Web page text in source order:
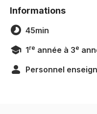
Informations
45min
1re année à 3e
Personnel